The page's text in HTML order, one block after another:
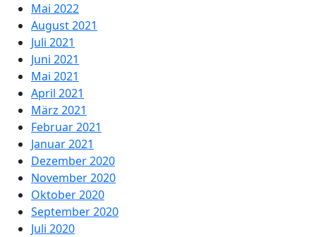
Mai 2022
August 2021
Juli 2021
Juni 2021
Mai 2021
April 2021
März 2021
Februar 2021
Januar 2021
Dezember 2020
November 2020
Oktober 2020
September 2020
Juli 2020